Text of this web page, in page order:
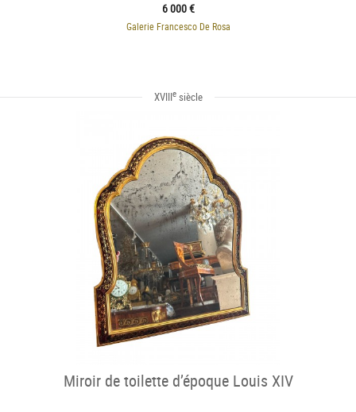
6 000 €
Galerie Francesco De Rosa
XVIIIesiècle
Miroir de toilette d’époque Louis XIV